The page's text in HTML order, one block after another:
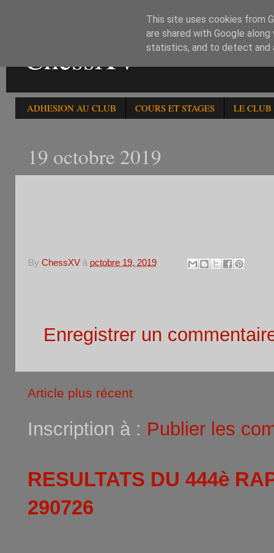
ChessXV
ADHESION AU CLUB COURS ET STAGES LE CLUB
19 octobre 2019
By ChessXV à octobre 19, 2019
Enregistrer un
Article plus récent
Inscription à : Publier les
RESULTATS DU 444è
290726
This site uses cookies from
are shared with Google
statistics, and to detect and